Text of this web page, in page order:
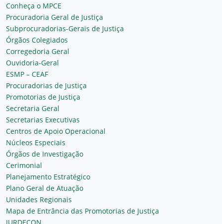
Conheça o MPCE
Procuradoria Geral de Justiça
Subprocuradorias-Gerais de Justiça
Órgãos Colegiados
Corregedoria Geral
Ouvidoria-Geral
ESMP – CEAF
Procuradorias de Justiça
Promotorias de Justiça
Secretaria Geral
Secretarias Executivas
Centros de Apoio Operacional
Núcleos Especiais
Órgãos de Investigação
Cerimonial
Planejamento Estratégico
Plano Geral de Atuação
Unidades Regionais
Mapa de Entrância das Promotorias de Justiça